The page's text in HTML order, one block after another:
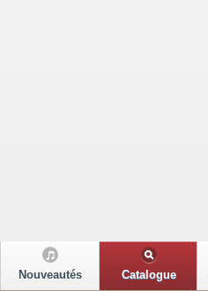
Nouveautés Catalogue